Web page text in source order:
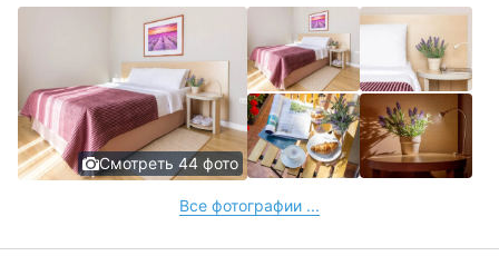
Смотреть 44 фото
Все фотографии ...